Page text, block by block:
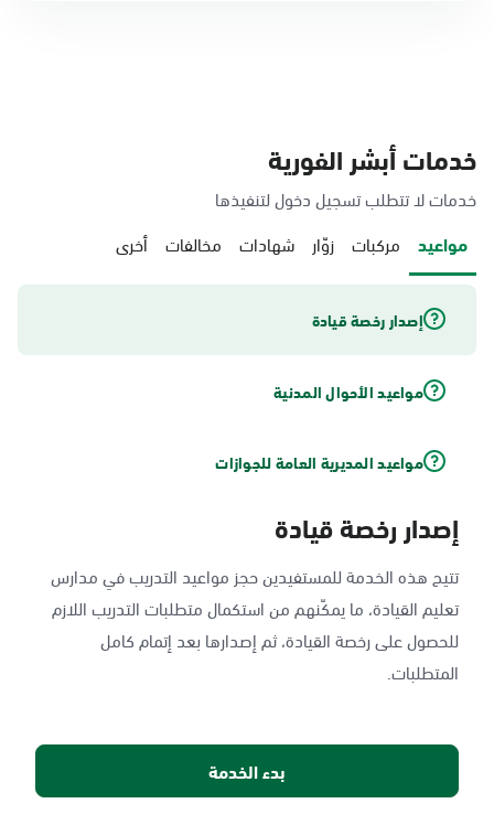
خدمات أبشر الفورية
خدمات لا تتطلب تسجيل دخول لتنفيذها
مواعيد مركبات زوّار شهادات مخالفات أخرى
إصدار رخصة قيادة
مواعيد الأحوال المدنية
مواعيد المديرية العامة للجوازات
إصدار رخصة قيادة
تتيح هذه الخدمة للمستفيدين حجز مواعيد التدريب في مدارس
تعليم القيادة، ما يمكّنهم من استكمال متطلبات التدريب اللازم
للحصول على رخصة القيادة، ثم إصدارها بعد إتمام كامل
المتطلبات.
بدء الخدمة